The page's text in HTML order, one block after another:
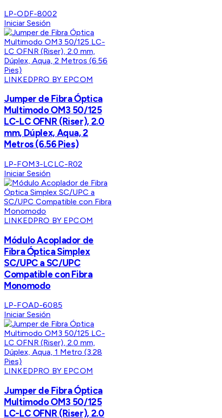
LP-ODF-8002
Iniciar Sesión
LINKEDPRO BY EPCOM
Jumper de Fibra Óptica
Multimodo OM3 50/125
LC-LC OFNR (Riser), 2.0
mm, Dúplex, Aqua, 2
Metros (6.56 Pies)
LP-FOM3-LCLC-R02
Iniciar Sesión
LINKEDPRO BY EPCOM
Módulo Acoplador de
Fibra Óptica Simplex
SC/UPC a SC/UPC
Compatible con Fibra
Monomodo
LP-FOAD-6085
Iniciar Sesión
LINKEDPRO BY EPCOM
Jumper de Fibra Óptica
Multimodo OM3 50/125
LC-LC OFNR (Riser), 2.0